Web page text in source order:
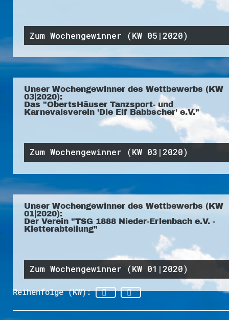
Zum Wochengewinner (KW 05|2020)
Unser Wochengewinner des Wettbewerbs (KW
03|2020):
Das "ObertsHäuser Tanzsport- und
Karnevalsverein 'Die Elf Babbscher' e.V."
Zum Wochengewinner (KW 03|2020)
Unser Wochengewinner des Wettbewerbs (KW
01|2020):
Der Verein "TSG 1888 Nieder-Erlenbach e.V. -
Kletterabteilung"
Zum Wochengewinner (KW 01|2020)
Reihenfolge (KW):